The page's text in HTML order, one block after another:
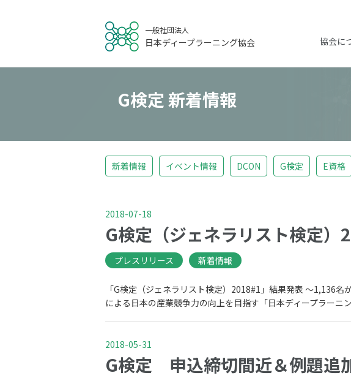
一般社団法人
日本ディープラーニング協会 協会に
G検定 新着情報
新着情報 イベント情報 DCON G検定 E資格
2018-07-18
G検定（ジェネラリスト検定
プレスリリース 新着情報
「G検定（ジェネラリスト検定）2018#1」結果発表 ～1,136
による日本の産業競争力の向上を目指す「日本ディープラーニ
2018-05-31
G検定 申込締切間近＆例題追